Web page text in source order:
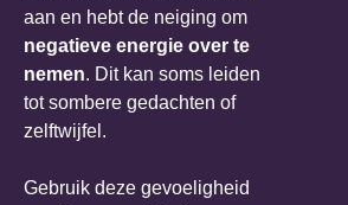
aan en hebt de neiging om
negatieve energie over te
nemen. Dit kan soms leiden
tot sombere gedachten of
zelftwijfel.
Gebruik deze gevoeligheid